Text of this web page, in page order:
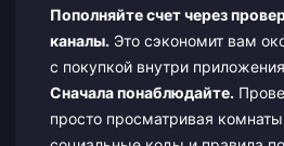
Пополняйте счет через
каналы. Это сэкономит вам
с покупкой внутри
Сначала понаблюдайте.
просто просматривая